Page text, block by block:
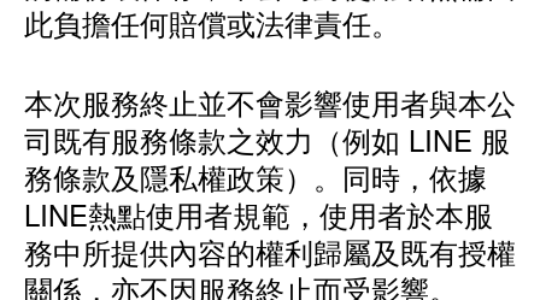
此負擔任何賠償或法律責任。
本次服務終止並不會影響使用者與本公
司既有服務條款之效力（例如 LINE 服
務條款及隱私權政策）。同時，依據
LINE熱點使用者規範，使用者於本服
務中所提供內容的權利歸屬及既有授權
關係，亦不因服務終止而受影響。